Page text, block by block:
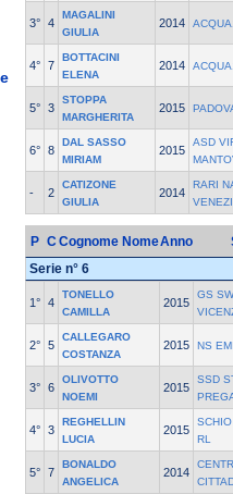
3° 4
MAGALINI
GIULIA
2014
4° 7
BOTTACINI
ELENA
2014
5° 3
STOPPA
MARGHERITA
2015
6° 8
DAL SASSO
MIRIAM
2015
ASD
- 2
CATIZONE
GIULIA
2014
RARI
P CCognome NomeAnno
Serie n° 6
1° 4
TONELLO
CAMILLA
2015
GS
2° 5
CALLEGARO
COSTANZA
2015 NS
3° 6
OLIVOTTO
NOEMI
2015
SSD
4° 3
REGHELLIN
LUCIA
2015
RL
5° 7
BONALDO
ANGELICA
2014